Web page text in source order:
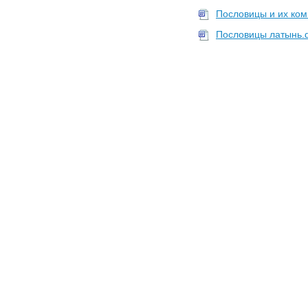
Пословицы и их
Пословицы